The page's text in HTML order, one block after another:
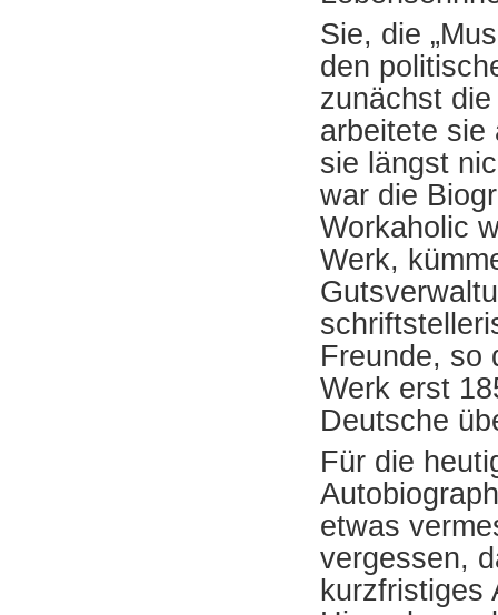
Sie, die
den
zunächst
arbeitete sie
sie längst
war die
Workaholic
Werk,
Freunde, so
Werk erst
Deutsche
Für die
etwas
vergessen,
kurzfristiges